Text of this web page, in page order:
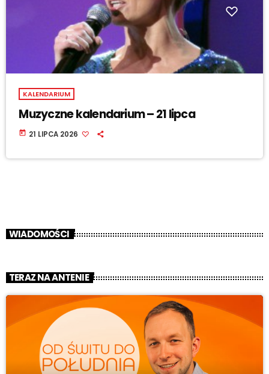
KALENDARIUM
Muzyczne kalendarium – 21 lipca
today 21 LIPCA 2026
WIADOMOŚCI
TERAZ NA ANTENIE